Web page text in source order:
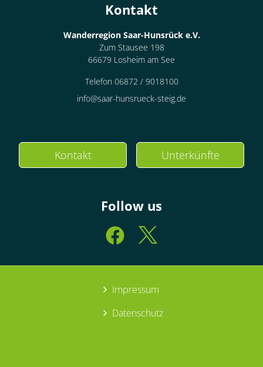
Kontakt
Wanderregion Saar-Hunsrück e.V.
Zum Stausee 198
66679 Losheim am See
Telefon 06872 / 9018100
info@saar-hunsrueck-steig.de
Kontakt Unterkünfte
Follow us
Impressum
Datenschutz